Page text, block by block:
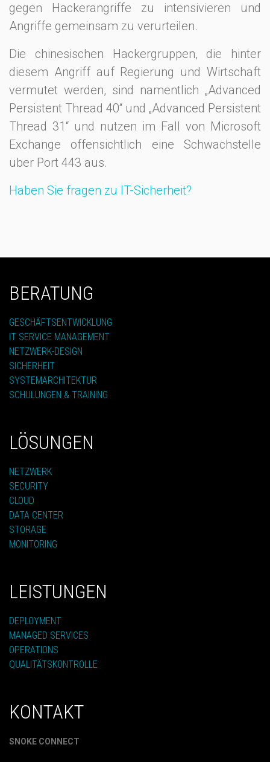
gegen Hackerangriffe zu intensivieren und
Angriffe gemeinsam zu verurteilen.
Die chinesischen Hackergruppen, die hinter
diesem Angriff auf Regierung und Wirtschaft
vermutet werden, sind namentlich „Advanced
Persistent Thread 40“ und „Advanced Persistent
Thread 31“ und nutzen im Fall von Microsoft
Exchange offensichtlich eine Schwachstelle
über Port 443 aus.
Haben Sie fragen zu IT-Sicherheit?
BERATUNG
GESCHÄFTSENTWICKLUNG
IT SERVICE MANAGEMENT
NETZWERK-DESIGN
SICHERHEIT
SYSTEMARCHITEKTUR
SCHULUNGEN & TRAINING
LÖSUNGEN
NETZWERK
SECURITY
CLOUD
DATA CENTER
STORAGE
MONITORING
LEISTUNGEN
DEPLOYMENT
MANAGED SERVICES
OPERATIONS
QUALITÄTSKONTROLLE
KONTAKT
SNOKE CONNECT